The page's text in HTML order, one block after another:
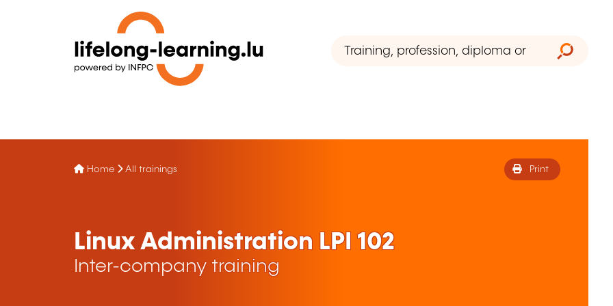
Home All trainings Print
Linux Administration LPI 102
Inter-company training